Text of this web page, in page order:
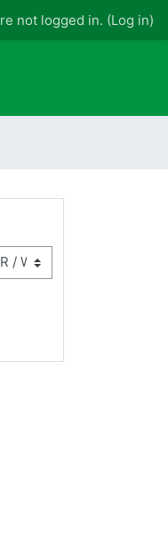
not logged in. (Log in)